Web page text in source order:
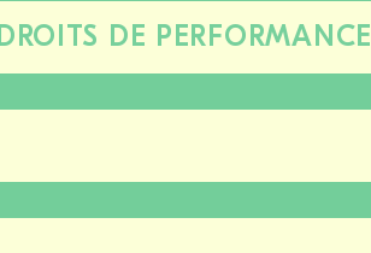
DE PERFORMANCE
Fermer/ouvrir
cette
section
cette
section